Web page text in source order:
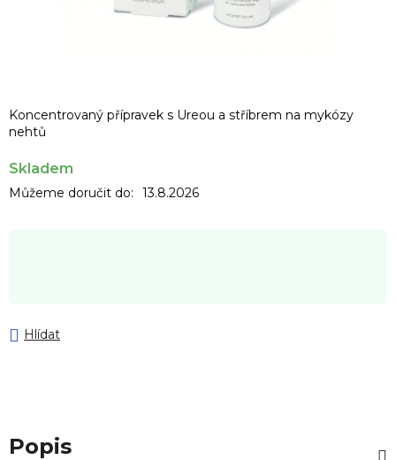
Koncentrovaný přípravek s Ureou a stříbrem na mykózy
nehtů
Skladem
Můžeme doručit do: 13.8.2026
Hlídat
Popis